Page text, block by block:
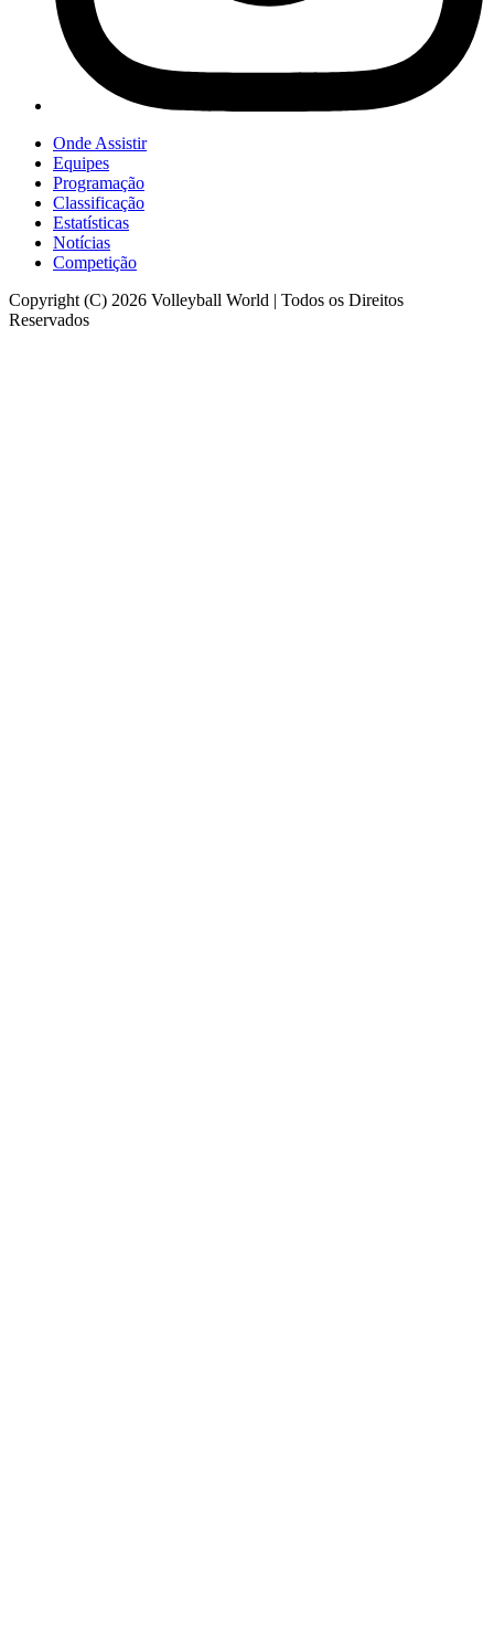
Onde Assistir
Equipes
Programação
Classificação
Estatísticas
Notícias
Competição
Copyright (C) 2026 Volleyball World | Todos os Direitos
Reservados